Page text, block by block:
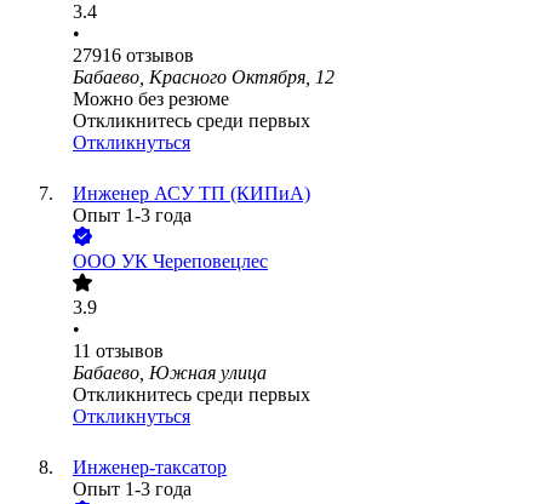
3.4
•
27916 отзывов
Бабаево, Красного Октября, 12
Можно без резюме
Откликнитесь среди первых
Откликнуться
Инженер АСУ ТП (КИПиА)
Опыт 1-3 года
ООО УК Череповецлес
3.9
•
11 отзывов
Бабаево, Южная улица
Откликнитесь среди первых
Откликнуться
Инженер-таксатор
Опыт 1-3 года